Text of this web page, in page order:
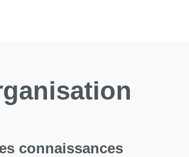
connaissances